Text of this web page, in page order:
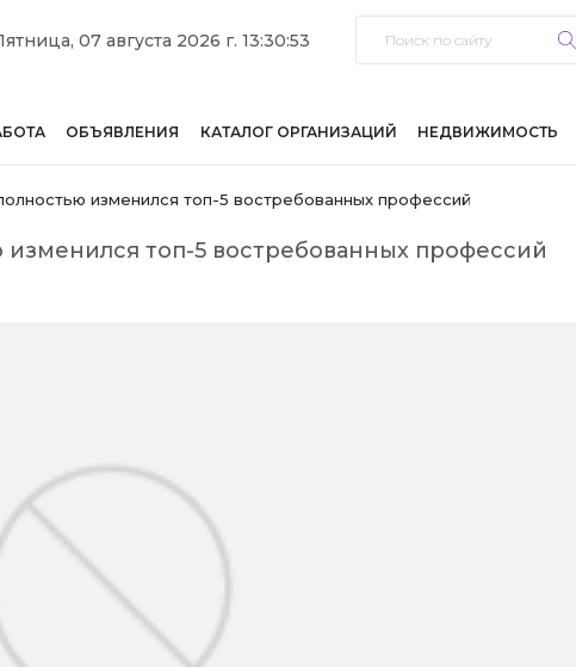
07 августа 2026 г. 13:30:53
ОБЪЯВЛЕНИЯ КАТАЛОГ ОРГАНИЗАЦИЙ НЕДВИЖИМОСТЬ
изменился топ-5 востребованных профессий
топ-5 востребованных профессий